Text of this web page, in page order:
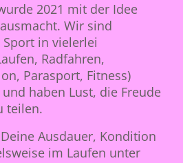
2021 mit der Idee
Wir sind
in vielerlei
Radfahren,
Parasport, Fitness)
haben Lust, die Freude
teilen.
Ausdauer, Kondition
im Laufen unter